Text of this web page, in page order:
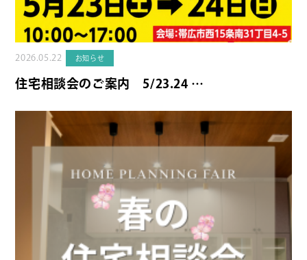
2026.05.22 お知らせ
住宅相談会のご案内 5/23.24 …